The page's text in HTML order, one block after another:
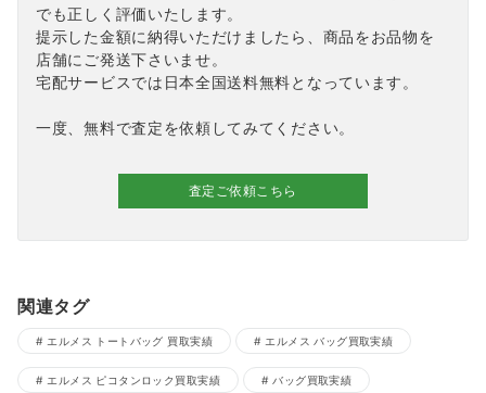
でも正しく評価いたします。
提示した金額に納得いただけましたら、商品をお品物を
店舗にご発送下さいませ。
宅配サービスでは日本全国送料無料となっています。
一度、無料で査定を依頼してみてください。
査定ご依頼こちら
関連タグ
エルメス トートバッグ 買取実績 エルメス バッグ買取実績
エルメス ピコタンロック買取実績 バッグ買取実績